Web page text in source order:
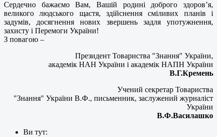
Сердечно бажаємо Вам, Вашій родині доброго здоров’я,
великого людського щастя, здійснення сміливих планів і
задумів, досягнення нових звершень задля употужнення,
захисту і Перемоги України!
З повагою –
Президент Товариства "Знання" України,
академік НАН України і академік НАПН України
В.Г.Кремень
Учений секретар Товариства
"Знання" України В.Ф., письменник, заслужений журналіст
України
В.Ф.Василашко
Ви тут: